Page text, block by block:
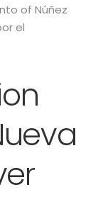
of Núñez
el